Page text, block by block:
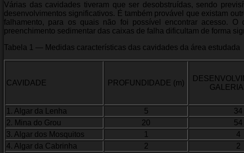
Várias das cavidades tiveram que ser desobstruídas, sendo
desenvolvimentos significativos. É também provável que existam
falhamento, para os quais não foi possível encontrar acesso.
preenchimento sedimentar das caixas de falha dificultam de forma
Tabela 1 — Medidas características das cavidades da área estudada
CAVIDADE PROFUNDIDADE (m)
1. Algar da Lenha 5 34
2. Mina do Grou
20 54
3. Algar dos Mosquitos
1 4
4. Algar da Cabrinha
2 2